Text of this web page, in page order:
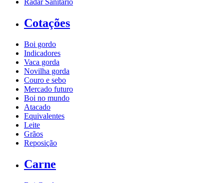
Radar Sanitário
Cotações
Boi gordo
Indicadores
Vaca gorda
Novilha gorda
Couro e sebo
Mercado futuro
Boi no mundo
Atacado
Equivalentes
Leite
Grãos
Reposição
Carne